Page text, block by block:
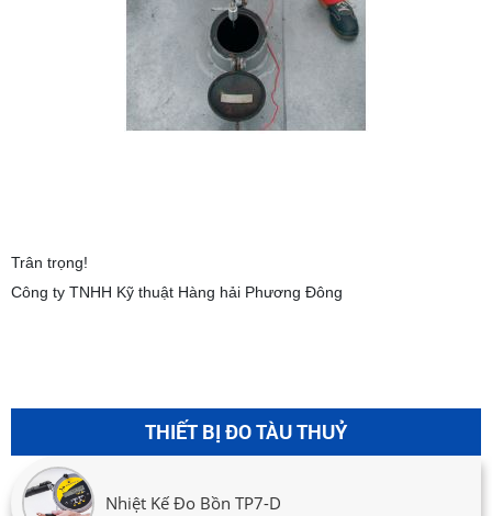
Trân trọng!
Công ty TNHH Kỹ thuật Hàng hải Phương Đông
THIẾT BỊ ĐO TÀU THUỶ
Nhiệt Kế Đo Bồn TP7-D